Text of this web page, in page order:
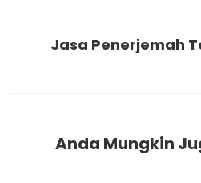
Anda Mungkin